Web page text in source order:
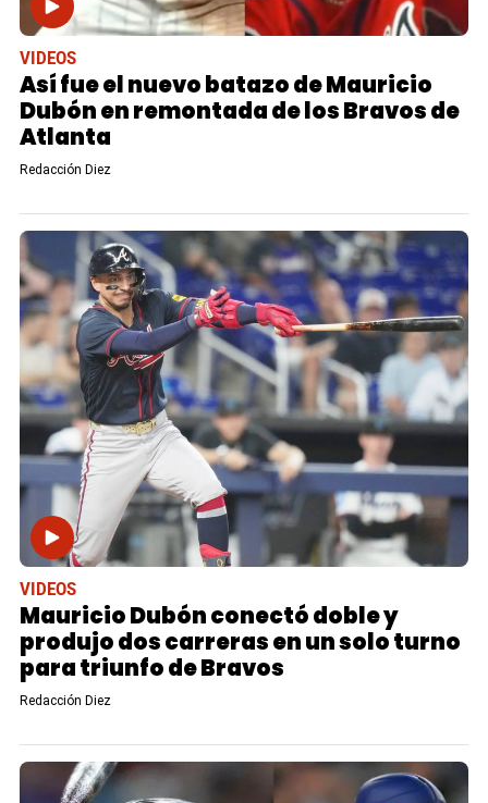
VIDEOS
Así fue el nuevo batazo de Mauricio
Dubón en remontada de los Bravos de
Atlanta
Redacción Diez
VIDEOS
Mauricio Dubón conectó doble y
produjo dos carreras en un solo turno
para triunfo de Bravos
Redacción Diez